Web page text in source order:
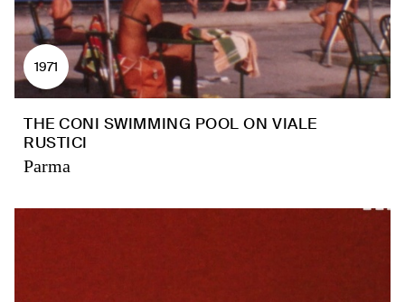
1971
THE CONI SWIMMING POOL ON VIALE
RUSTICI
Parma